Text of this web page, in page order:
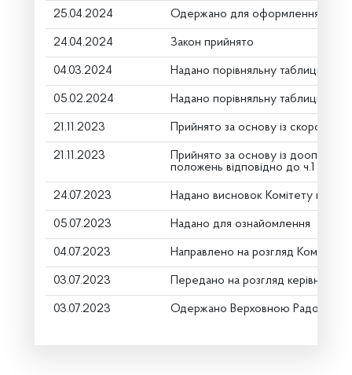
25.04.2024 Одержано для оформлення
24.04.2024 Закон прийнято
04.03.2024 Надано порівняльну таблицю
05.02.2024 Надано порівняльну таблицю
21.11.2023 Прийнято за основу із скороч.
21.11.2023
Прийнято за основу із
положень відповідно до ч.1 ст.116
24.07.2023 Надано висновок Комітету про
05.07.2023 Надано для ознайомлення
04.07.2023 Направлено на розгляд Комітету
03.07.2023 Передано на розгляд керівництву
03.07.2023 Одержано Верховною Радою